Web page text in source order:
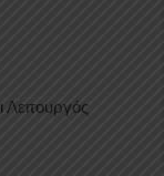
Λειτουργός